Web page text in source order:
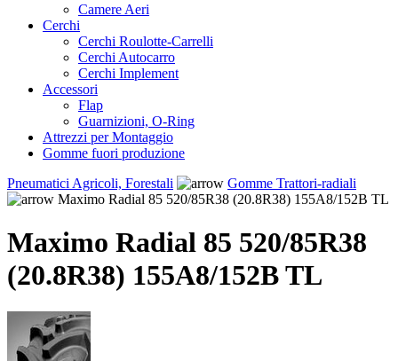
Camere Aeri
Cerchi
Cerchi Roulotte-Carrelli
Cerchi Autocarro
Cerchi Implement
Accessori
Flap
Guarnizioni, O-Ring
Attrezzi per Montaggio
Gomme fuori produzione
Pneumatici Agricoli, Forestali
Gomme Trattori-radiali
Maximo Radial 85 520/85R38 (20.8R38) 155A8/152B TL
Maximo Radial 85 520/85R38
(20.8R38) 155A8/152B TL